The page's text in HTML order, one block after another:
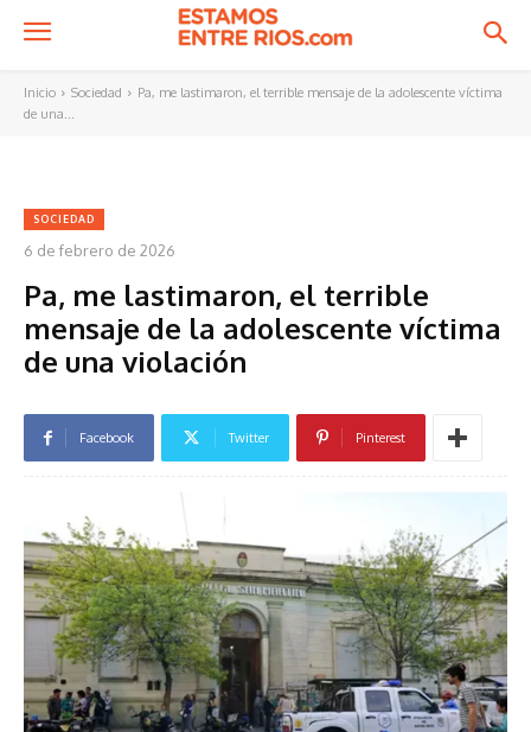
Inicio Sociedad
Pa, me lastimaron, el terrible mensaje de la adolescente víctima
de una...
SOCIEDAD
6 de febrero de 2026
Pa, me lastimaron, el terrible
mensaje de la adolescente víctima
de una violación
Facebook Twitter Pinterest